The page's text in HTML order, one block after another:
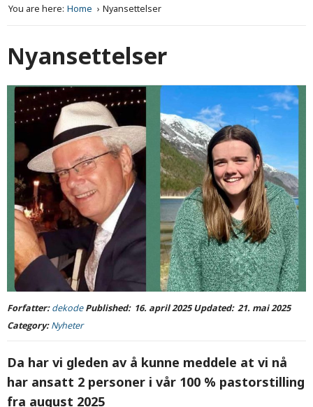
You are here: Home Nyansettelser
Nyansettelser
Forfatter:dekodePublished: 16. april 2025Updated: 21. mai 2025
Category:Nyheter
Da har vi gleden av å kunne meddele at vi nå
har ansatt 2 personer i vår 100 % pastorstilling
fra august 2025